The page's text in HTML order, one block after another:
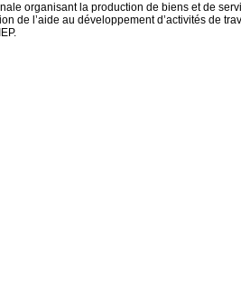
organisant la production de biens et de
de l’aide au développement d’activités de